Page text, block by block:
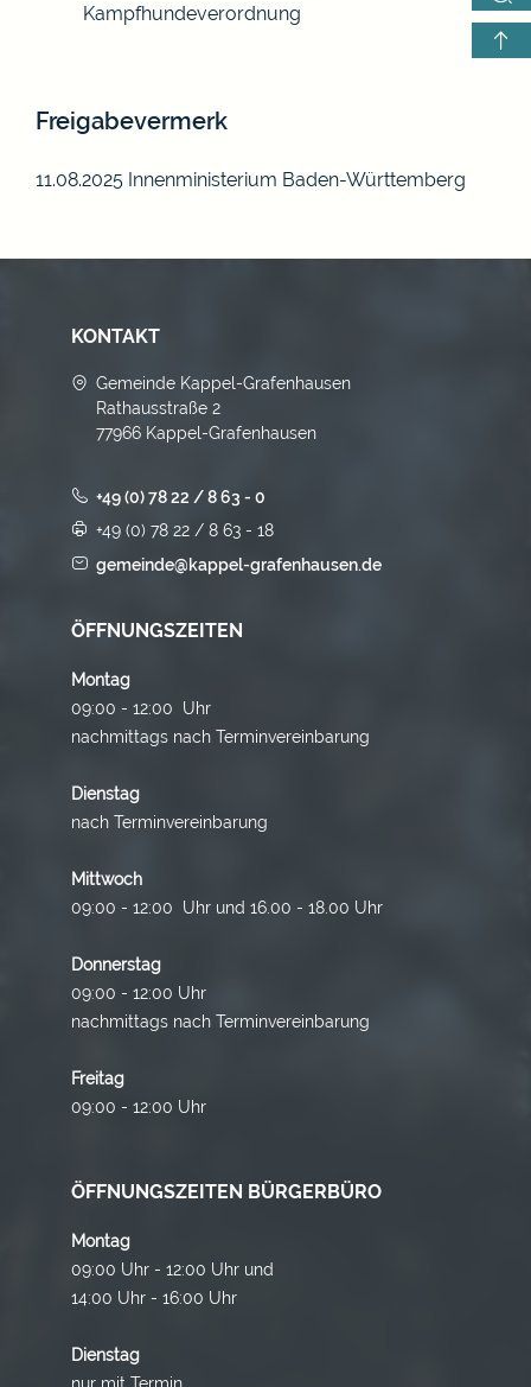
Kampfhundeverordnung
Freigabevermerk
11.08.2025 Innenministerium Baden-Württemberg
KONTAKT
Gemeinde Kappel-Grafenhausen
Rathausstraße 2
77966 Kappel-Grafenhausen
+49 (0) 78 22 / 8 63 - 0
+49 (0) 78 22 / 8 63 - 18
gemeinde@kappel-grafenhausen.de
ÖFFNUNGSZEITEN
Montag
09:00 - 12:00 Uhr
nachmittags nach Terminvereinbarung
Dienstag
nach Terminvereinbarung
Mittwoch
09:00 - 12:00 Uhr und 16.00 - 18.00 Uhr
Donnerstag
09:00 - 12:00 Uhr
nachmittags nach Terminvereinbarung
Freitag
09:00 - 12:00 Uhr
ÖFFNUNGSZEITEN BÜRGERBÜRO
Montag
09:00 Uhr - 12:00 Uhr und
14:00 Uhr - 16:00 Uhr
Dienstag